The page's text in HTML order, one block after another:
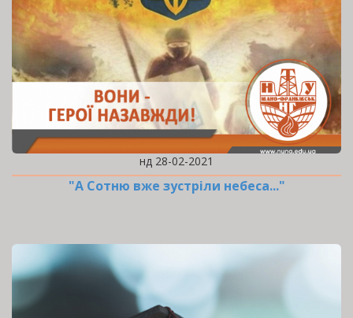
нд 28-02-2021
"А Сотню вже зустріли небеса..."